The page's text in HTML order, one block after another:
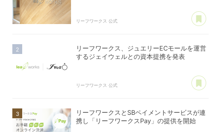
リーフワークス 公式
リーフワークス、ジュエリーECモールを運営
するジェイウェルとの資本提携を発表
リーフワークス 公式
リーフワークスとSBペイメントサービスが連
携し「リーフワークスPay」の提供を開始